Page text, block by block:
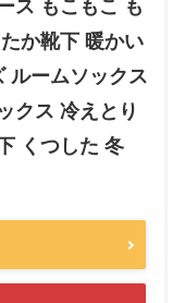
ス もこもこ も
か靴下 暖かい
ルームソックス
クス 冷えとり
くつした 冬